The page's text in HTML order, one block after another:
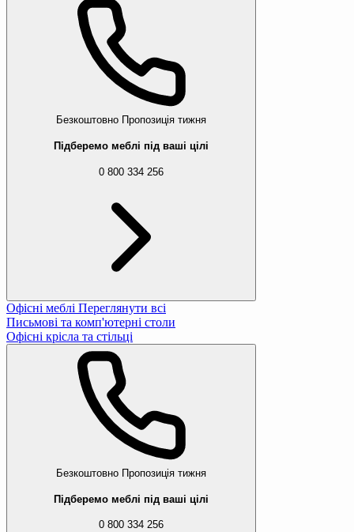
Безкоштовно Пропозиція тижня
Підберемо меблі під ваші цілі
0 800 334 256
Офісні меблі Переглянути всі
Письмові та комп'ютерні столи
Офісні крісла та стільці
Безкоштовно Пропозиція тижня
Підберемо меблі під ваші цілі
0 800 334 256